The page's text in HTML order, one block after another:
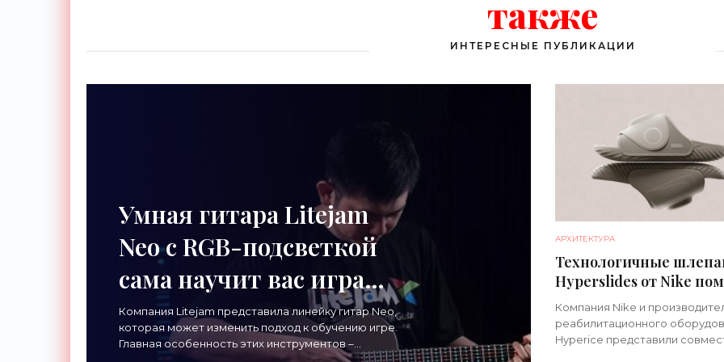
также
ИНТЕРЕСНЫЕ ПУБЛИКАЦИИ
Умная гитара Litejam
Neo с RGB-подсветкой
сама научит вас играть
- «Гаджеты»
Компания Litejam представила линейку гитар Neo,
которая может изменить подход к обучению игре.
Главная особенность этих инструментов –
встроенная RGB-подсветка грифа. Светодиоды
АРХИТЕКТУРА
Технологичные
Hyperslides от Nike
расслабить усталые
после тренировки -
«Гаджеты»
Компания Nike и
реабилитационного
Hyperice представили